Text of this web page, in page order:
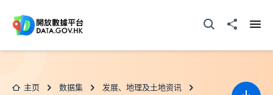
打开搜寻器分享至
主页 数据集 发展、地理及土地资讯